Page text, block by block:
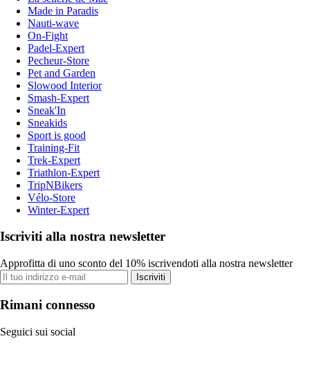
Made in Paradis
Nauti-wave
On-Fight
Padel-Expert
Pecheur-Store
Pet and Garden
Slowood Interior
Smash-Expert
Sneak'In
Sneakids
Sport is good
Training-Fit
Trek-Expert
Triathlon-Expert
TripNBikers
Vélo-Store
Winter-Expert
Iscriviti alla nostra newsletter
Approfitta di uno sconto del 10% iscrivendoti alla nostra newsletter
Iscriviti
Rimani connesso
Seguici sui social